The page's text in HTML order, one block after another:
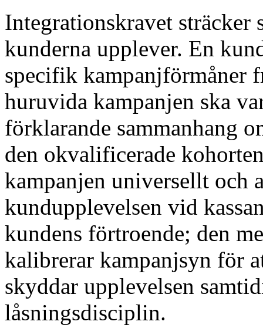
Integrationskravet
kunderna upplever. En
specifik kampanjförmåner
huruvida kampanjen ska
förklarande sammanhang
den okvalificerade
kampanjen universellt och
kundupplevelsen vid
kundens förtroende; den
kalibrerar kampanjsyn för
skyddar upplevelsen
låsningsdisciplin.